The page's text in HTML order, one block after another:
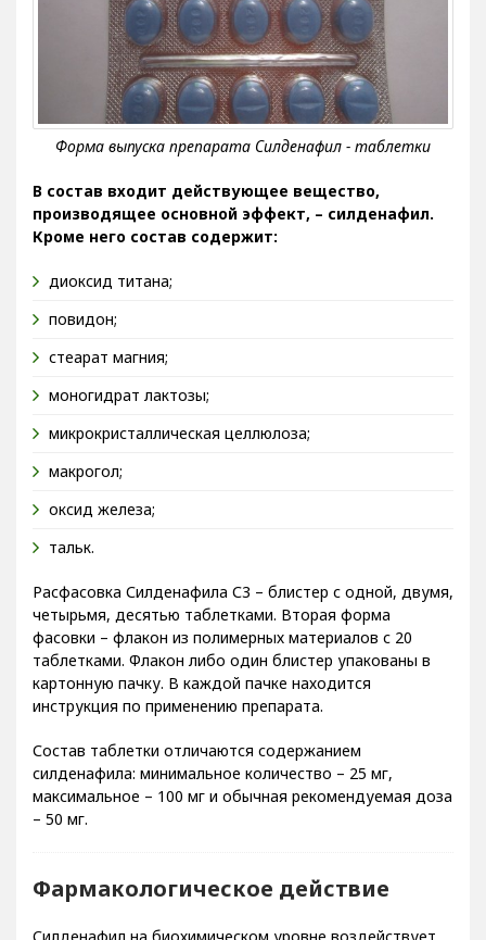
В состав входит действующее вещество,
производящее основной эффект, – силденафил.
Кроме него состав содержит:
диоксид титана;
повидон;
стеарат магния;
моногидрат лактозы;
микрокристаллическая целлюлоза;
макрогол;
оксид железа;
Расфасовка Силденафила С3 – блистер с одной, двумя,
четырьмя, десятью таблетками. Вторая форма
фасовки – флакон из полимерных материалов с 20
таблетками. Флакон либо один блистер упакованы в
картонную пачку. В каждой пачке находится
инструкция по применению препарата.
Состав таблетки отличаются содержанием
силденафила: минимальное количество – 25 мг,
максимальное – 100 мг и обычная рекомендуемая доза
Фармакологическое действие